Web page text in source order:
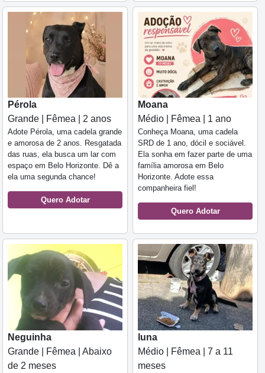
Pérola
Grande | Fêmea | 2 anos
Adote Pérola, uma cadela grande
e amorosa de 2 anos. Resgatada
das ruas, ela busca um lar com
espaço em Belo Horizonte. Dê a
ela uma segunda chance!
Quero Adotar
Moana
Médio | Fêmea | 1 ano
Conheça Moana, uma cadela
SRD de 1 ano, dócil e sociável.
Ela sonha em fazer parte de uma
família amorosa em Belo
Horizonte. Adote essa
companheira fiel!
Quero Adotar
Neguinha
Grande | Fêmea | Abaixo
de 2 meses
luna
Médio | Fêmea | 7 a 11
meses